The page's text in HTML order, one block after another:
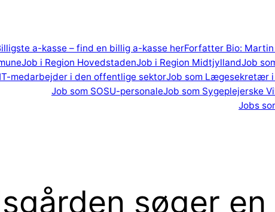
a-kasse – find en billig a-kasse herForfatter Bio:
Job i Region HovedstadenJob i Region MidtjyllandJob
medarbejder i den offentlige sektorJob som Lægesekretær
Job som SOSU-personaleJob som Sygeplejerske
Jobs
søger